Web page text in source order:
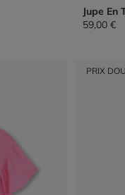
Jupe En
59,00 €
PRIX